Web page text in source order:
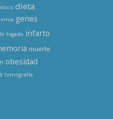
dieta
genes
hígado infarto
muerte
obesidad
tomografía